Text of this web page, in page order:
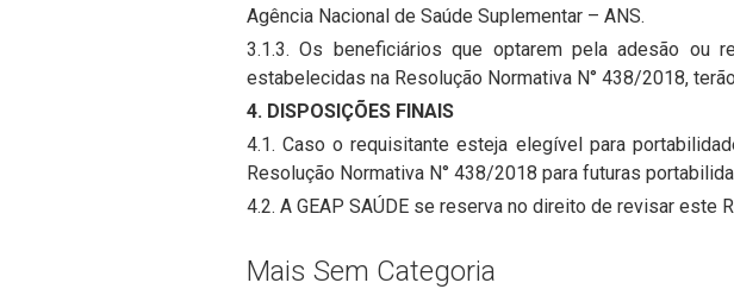
Agência Nacional de Saúde Suplementar – ANS.
3.1.3. Os beneficiários que optarem pela adesão ou
estabelecidas na Resolução Normativa N° 438/2018,
4. DISPOSIÇÕES FINAIS
4.1. Caso o requisitante esteja elegível para
Resolução Normativa N° 438/2018 para futuras
4.2. A GEAP SAÚDE se reserva no direito de revisar
Mais Sem Categoria